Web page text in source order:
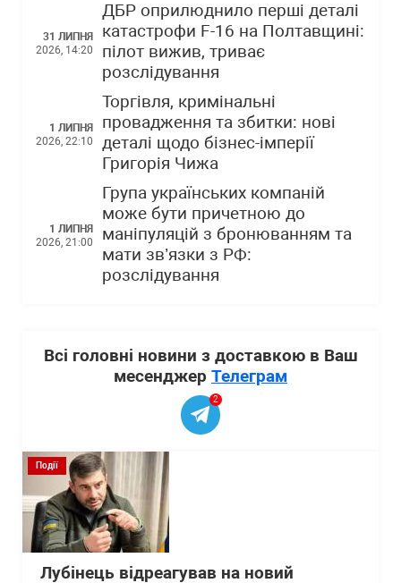
31 ЛИПНЯ
2026, 14:20
ДБР оприлюднило перші деталі
катастрофи F-16 на Полтавщині:
пілот вижив, триває
розслідування
1 ЛИПНЯ
2026, 22:10
Торгівля, кримінальні
провадження та збитки: нові
деталі щодо бізнес-імперії
Григорія Чижа
1 ЛИПНЯ
2026, 21:00
Група українських компаній
може бути причетною до
маніпуляцій з бронюванням та
мати зв’язки з РФ:
розслідування
Всі головні новини з доставкою в Ваш
месенджер Телеграм
2
Події
Лубінець відреагував на новий